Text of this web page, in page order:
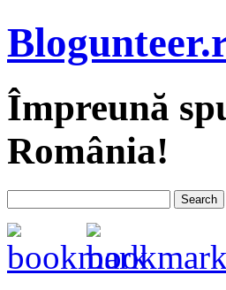
Împreună
România!